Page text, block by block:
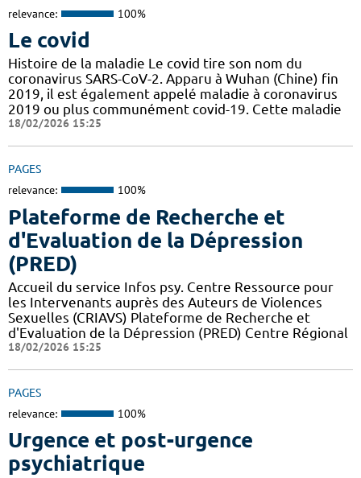
relevance: 100%
Le covid
Histoire de la maladie Le covid tire son nom du
coronavirus SARS-CoV-2. Apparu à Wuhan (Chine) fin
2019, il est également appelé maladie à coronavirus
2019 ou plus communément covid-19. Cette maladie
18/02/2026 15:25
PAGES
relevance: 100%
Plateforme de Recherche et
d'Evaluation de la Dépression
(PRED)
Accueil du service Infos psy. Centre Ressource pour
les Intervenants auprès des Auteurs de Violences
Sexuelles (CRIAVS) Plateforme de Recherche et
d'Evaluation de la Dépression (PRED) Centre Régional
18/02/2026 15:25
PAGES
relevance: 100%
Urgence et post-urgence
psychiatrique